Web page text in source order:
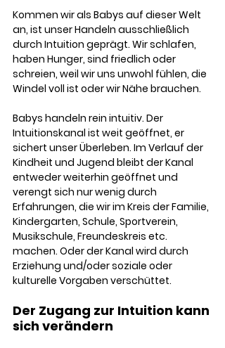
Kommen wir als Babys auf dieser Welt
an, ist unser Handeln ausschließlich
durch Intuition geprägt. Wir schlafen,
haben Hunger, sind friedlich oder
schreien, weil wir uns unwohl fühlen, die
Windel voll ist oder wir Nähe brauchen.
Babys handeln rein intuitiv. Der
Intuitionskanal ist weit geöffnet, er
sichert unser Überleben. Im Verlauf der
Kindheit und Jugend bleibt der Kanal
entweder weiterhin geöffnet und
verengt sich nur wenig durch
Erfahrungen, die wir im Kreis der Familie,
Kindergarten, Schule, Sportverein,
Musikschule, Freundeskreis etc.
machen. Oder der Kanal wird durch
Erziehung und/oder soziale oder
kulturelle Vorgaben verschüttet.
Der Zugang zur Intuition kann
sich verändern